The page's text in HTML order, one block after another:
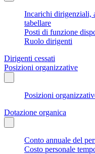
Incarichi dirigenziali,
tabellare
Posti di funzione
Ruolo dirigenti
Dirigenti cessati
Posizioni organizzative
Posizioni
Dotazione organica
Conto annuale del
Costo personale